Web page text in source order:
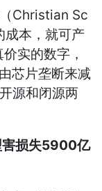
Christian Sc
本，就可产
实的数字，
芯片垄断来减
源和闭源两
害损失5900亿